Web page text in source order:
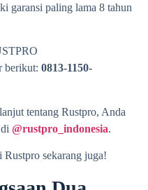
garansi paling lama 8 tahun
berikut: 0813-1150-
tentang Rustpro, Anda
@rustpro_indonesia.
sekarang juga!